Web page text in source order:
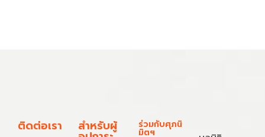
ติดต่อเรา สำหรับผู้ ร่วมกับศุภนิ
มิตฯ